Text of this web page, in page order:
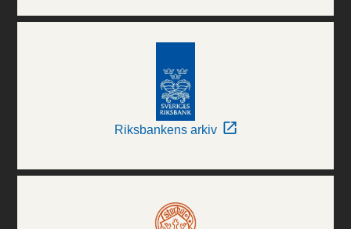
Riksbankens arkiv